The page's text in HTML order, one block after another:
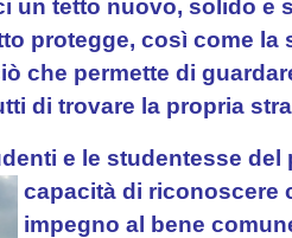
un tetto nuovo, solido e
protegge, così come
che permette di
di trovare la propria
e le studentesse
capacità di riconoscere
impegno al bene